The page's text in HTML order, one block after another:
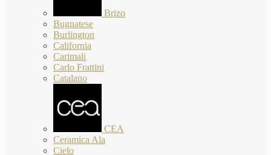
Brizo
Bugnatese
Burlington
California
Carimali
Carlo Frattini
Catalano
CEA
Ceramica Ala
Cielo